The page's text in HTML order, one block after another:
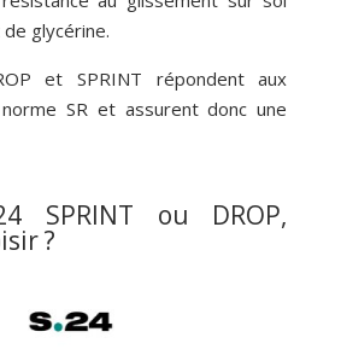
glycérine.
et SPRINT répondent aux
SR et assurent donc une
SPRINT ou DROP,
?